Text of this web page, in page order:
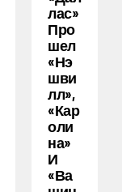
Лас»
Про
Шел
«Нэ
Шви
Лл»,
«Кар
Оли
На»
И
«Ва